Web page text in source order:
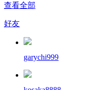
查看全部
好友
garychi999